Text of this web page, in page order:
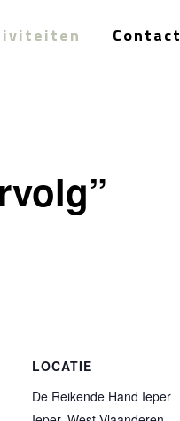
Contact
LOCATIE
De Reikende Hand Ieper